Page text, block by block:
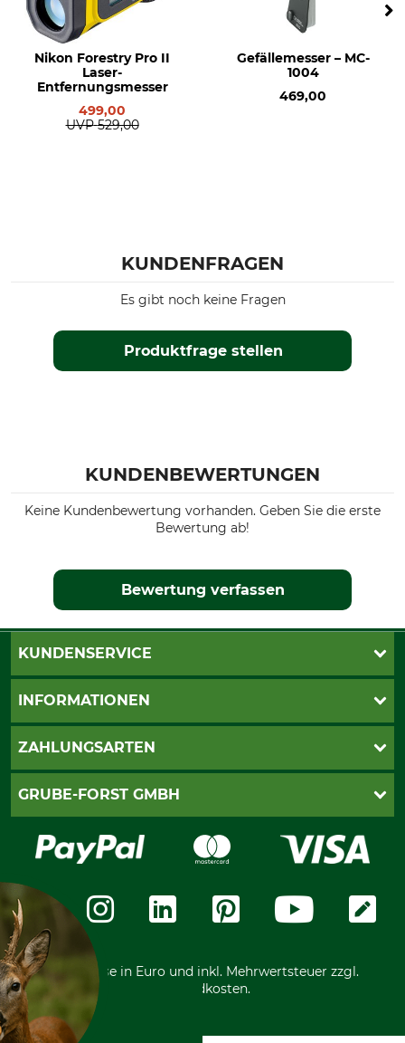
Nikon Forestry Pro II
Laser-
Entfernungsmesser
499,00
UVP 529,00
Gefällemesser – MC-
1004
469,00
KUNDENFRAGEN
Produktfrage stellen
Es gibt noch keine Fragen
KUNDENBEWERTUNGEN
Keine Kundenbewertung vorhanden. Geben Sie die erste
Bewertung ab!
Bewertung verfassen
KUNDENSERVICE
Katalogbestellung
INFORMATIONEN
AGB
Widerrufsformular
Zahlungsarten
ZAHLUNGSARTEN
PayPal
Rechnung
Vorkasse
GRUBE-FORST GMBH
Karriere
Über uns
Community
International
*Alle Preise in Euro und inkl. Mehrwertsteuer zzgl.
Versandkosten.